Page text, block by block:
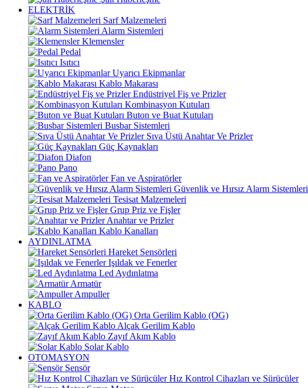
ELEKTRİK
Sarf Malzemeleri
Alarm Sistemleri
Klemensler
Pedal
Isıtıcı
Uyarıcı Ekipmanlar
Kablo Makarası
Endüstriyel Fiş ve Prizler
Kombinasyon Kutuları
Buton ve Buat Kutuları
Busbar Sistemleri
Sıva Üstü Anahtar Ve Prizler
Güç Kaynakları
Diafon
Pano
Fan ve Aspiratörler
Güvenlik ve Hırsız Alarm Sistemleri
Tesisat Malzemeleri
Grup Priz ve Fişler
Anahtar ve Prizler
Kablo Kanalları
AYDINLATMA
Hareket Sensörleri
Işıldak ve Fenerler
Led Aydınlatma
Armatür
Ampuller
KABLO
Orta Gerilim Kablo (OG)
Alçak Gerilim Kablo
Zayıf Akım Kablo
Solar Kablo
OTOMASYON
Sensör
Hız Kontrol Cihazları ve Sürücüler